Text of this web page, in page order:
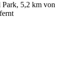
5,2 km von